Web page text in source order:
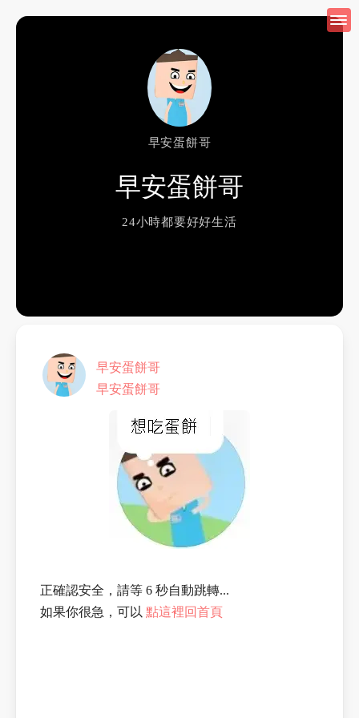
早安蛋餅哥
早安蛋餅哥
24小時都要好好生活
早安蛋餅哥
早安蛋餅哥
正確認安全，請等 6 秒自動跳轉...
如果你很急，可以 點這裡回首頁